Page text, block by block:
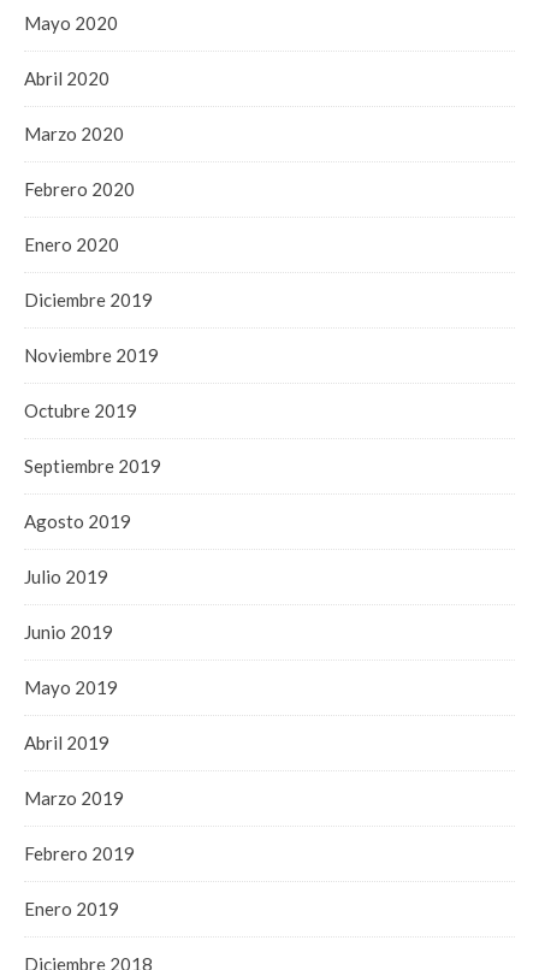
Mayo 2020
Abril 2020
Marzo 2020
Febrero 2020
Enero 2020
Diciembre 2019
Noviembre 2019
Octubre 2019
Septiembre 2019
Agosto 2019
Julio 2019
Junio 2019
Mayo 2019
Abril 2019
Marzo 2019
Febrero 2019
Enero 2019
Diciembre 2018